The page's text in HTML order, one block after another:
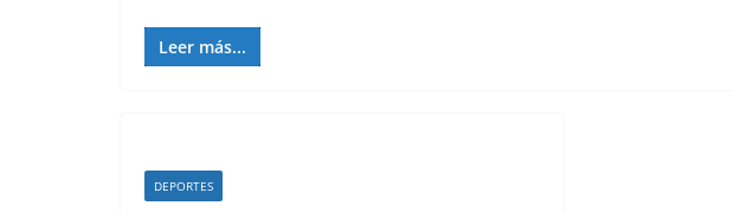
Leer más...
DEPORTES